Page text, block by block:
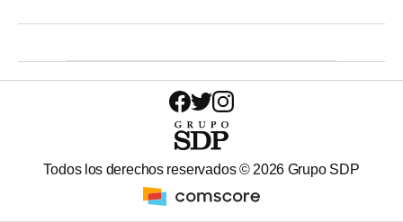
Todos los derechos reservados © 2026 Grupo SDP